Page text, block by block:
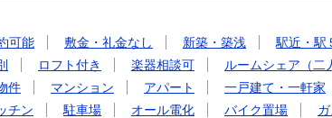
可能
敷金・礼金なし 新築・築浅 駅近・駅
ロフト付き 楽器相談可 ルームシェア（二
件
マンション アパート 一戸建て・一軒家
チン
駐車場 オール電化 バイク置場